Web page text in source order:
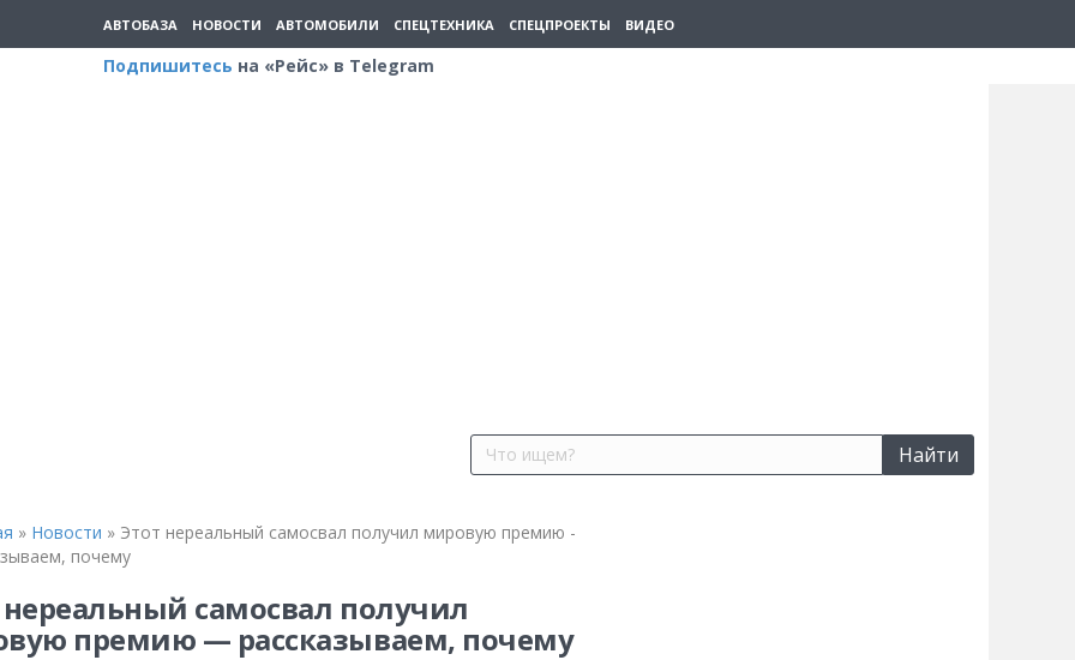
АВТОБАЗА НОВОСТИ АВТОМОБИЛИ СПЕЦТЕХНИКА СПЕЦПРОЕКТЫ ВИДЕО
Подпишитесь на «Рейс» в Telegram
Найти
» Новости » Этот нереальный самосвал получил мировую премию -
почему
самосвал получил
премию — рассказываем, почему